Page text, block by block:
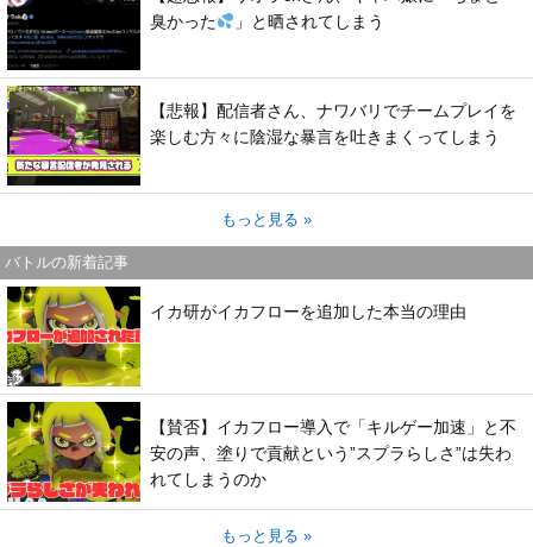
臭かった
」と晒されてしまう
【悲報】配信者さん、ナワバリでチームプレイを
楽しむ方々に陰湿な暴言を吐きまくってしまう
もっと見る »
バトルの新着記事
イカ研がイカフローを追加した本当の理由
【賛否】イカフロー導入で「キルゲー加速」と不
安の声、塗りで貢献という”スプラらしさ”は失わ
れてしまうのか
もっと見る »